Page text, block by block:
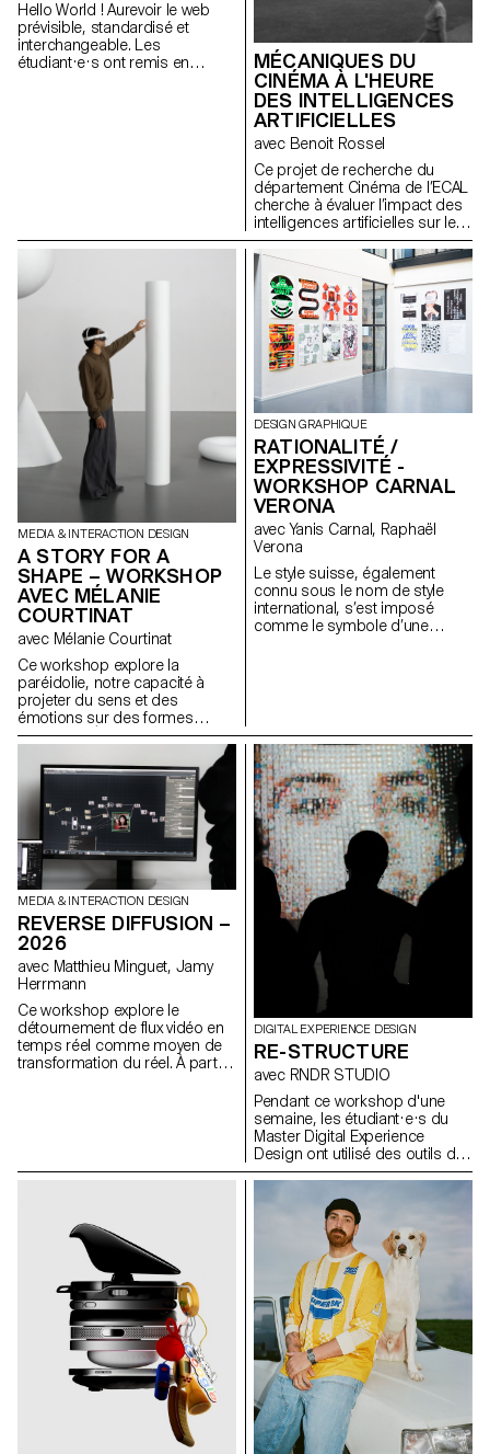
Anastassia Siebold, Philippe
Strässle Zuniga, Baptiste
Sultana, Luna Tavernier,
Margaux Tinguely
Hello World ! Aurevoir le web
prévisible, standardisé et
interchangeable. Les
étudiant·e·s ont remis en
expressions d'attitude et de
MÉCANIQUES DU
CINÉMA À L'HEURE
DES INTELLIGENCES
ARTIFICIELLES
avec Benoit Rossel
Ce projet de recherche du
département Cinéma de l’ECAL
cherche à évaluer l’impact des
intelligences artificielles sur le
cinéma et son enseignement.
MEDIA & INTERACTION DESIGN
A STORY FOR A
SHAPE – WORKSHOP
AVEC MÉLANIE
COURTINAT
avec Mélanie Courtinat
Ce workshop explore la
paréidolie, notre capacité à
projeter du sens et des
émotions sur des formes
abstraites. À partir d'une
sphère, cône...), matrice
fondamentale de tout univers
numérique, les étudiant·e·s en
binômes doivent concevoir une
expérience en réalité virtuelle.
En s'appuyant sur une
synchronisation précise entre
l'espace physique et un
environnement Unreal Engine,
le projet transforme ces objets
fixes en supports narratifs.
DESIGN GRAPHIQUE
RATIONALITÉ /
EXPRESSIVITÉ -
WORKSHOP CARNAL
VERONA
avec Yanis Carnal, Raphaël
Verona
Le style suisse, également
connu sous le nom de style
international, s’est imposé
comme le symbole d’une
t-il toujours la même
pertinence aujourd’hui ? Quelle
est son influence sur nos
imaginaires et sur notre
pratique ? La Suisse n’a-t-elle
pas d’autres facettes à travers
lesquelles communiquer et
quels pourraient être les
nouveaux langages graphiques
et typographiques pour les
représenter ?
MEDIA & INTERACTION DESIGN
REVERSE DIFFUSION –
2026
avec Matthieu Minguet, Jamy
Herrmann
Ce workshop explore le
détournement de flux vidéo en
temps réel comme moyen de
transformation du réel. À partir
modèles de diffusion exécutés
en local. Le flux vidéo est
première, permettant d’ouvrir
de nouvelles pistes de
perception et de transformation
DIGITAL EXPERIENCE DESIGN
RE-STRUCTURE
avec RNDR STUDIO
Pendant ce workshop d'une
semaine, les étudiant·e·s du
Master Digital Experience
Design ont utilisé des outils de
machine learning pour
musicaux en leurs éléments
constitutifs : scènes
segmentées, gestes détectés,
couleurs extraites, beats
analysés, stems audio
séparés, transformant des
objets audiovisuels linéaires en
jeux de données structurées.
Ces composants ont ensuite
été réinventés sous forme de
systèmes interactifs et non
linéaires : cartes explorables,
timelines génératives,
interfaces rythmiques et